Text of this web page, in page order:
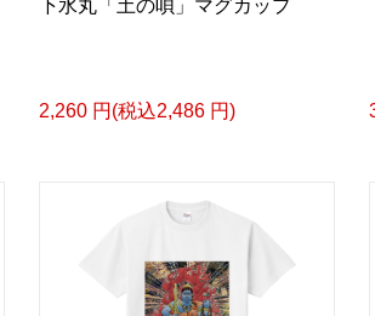
下水丸「土の唄」マグカップ
2,260 円(税込2,486 円)